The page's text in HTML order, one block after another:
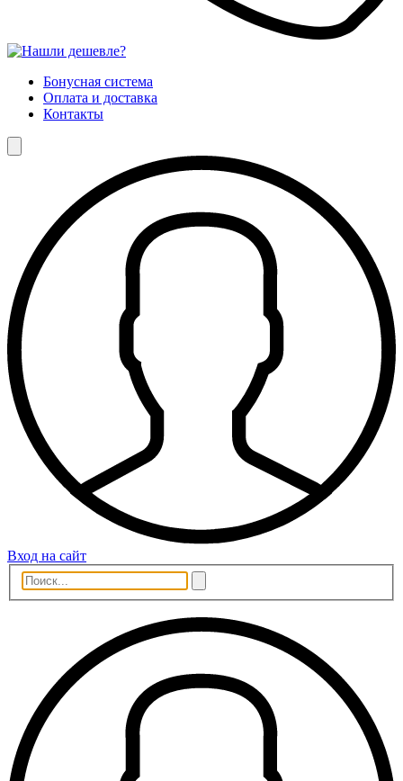
Бонусная система
Оплата и доставка
Контакты
Вход на сайт